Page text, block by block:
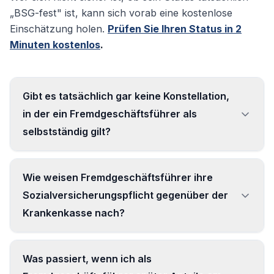
„BSG-fest" ist, kann sich vorab eine kostenlose
Einschätzung holen. Prüfen Sie Ihren Status in 2
Minuten kostenlos.
Gibt es tatsächlich gar keine Konstellation,
in der ein Fremdgeschäftsführer als
selbstständig gilt?
sind selten und meist mit besonders komplexen
Vertragskonstruktionen verbunden — etwa
wenn dem Geschäftsführer über einen Beirat
oder über eine Holding-Struktur eine
Gesellschafterversammlung eingeräumt wird.
Wie weisen Fremdgeschäftsführer ihre
Sozialversicherungspflicht gegenüber der
Krankenkasse nach?
wie bei jedem anderen Angestellten durch die
Was passiert, wenn ich als